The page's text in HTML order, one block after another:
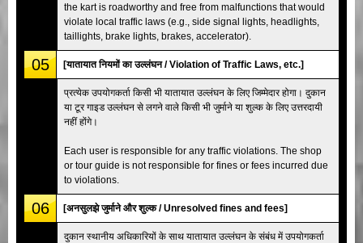
the kart is roadworthy and free from malfunctions that would
violate local traffic laws (e.g., side signal lights, headlights,
taillights, brake lights, brakes, accelerator).
05 [यातायात नियमों का उल्लंघन / Violation of Traffic Laws, etc.]
प्रत्येक उपयोगकर्ता किसी भी यातायात उल्लंघन के लिए जिम्मेदार होगा। दुकान
या टूर गाइड उल्लंघन से लगने वाले किसी भी जुर्माने या शुल्क के लिए उत्तरदायी
नहीं होंगे।
Each user is responsible for any traffic violations. The shop
or tour guide is not responsible for fines or fees incurred due
to violations.
06 [अनसुलझे जुर्माने और शुल्क / Unresolved fines and fees]
दुकान स्थानीय अधिकारियों के साथ यातायात उल्लंघन के संबंध में उपयोगकर्ता